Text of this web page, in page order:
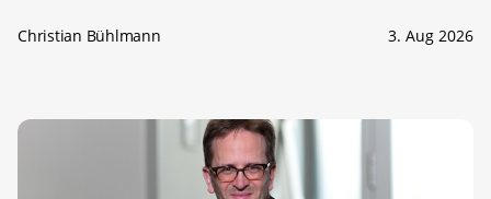
Christian Bühlmann 3. Aug 2026